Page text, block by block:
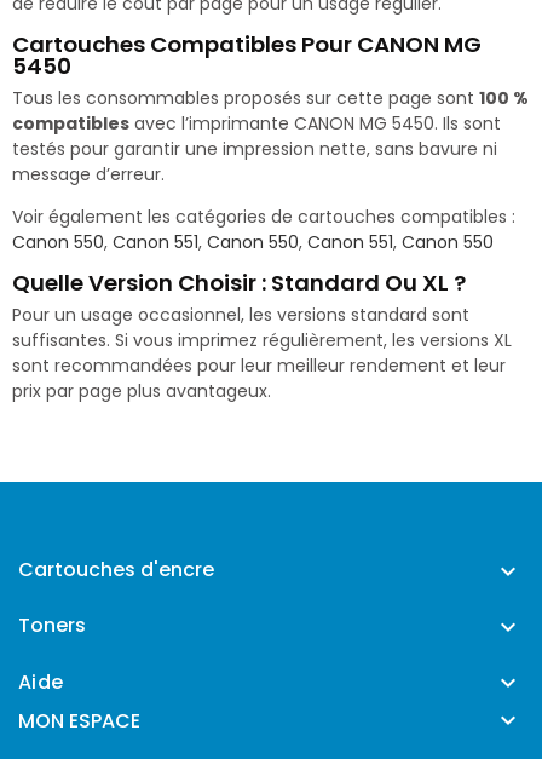
Cartouches Compatibles Pour CANON MG
5450
Tous les consommables proposés sur cette page sont 100 %
compatibles avec l’imprimante CANON MG 5450. Ils sont
testés pour garantir une impression nette, sans bavure ni
message d’erreur.
Voir également les catégories de cartouches compatibles :
Canon 550, Canon 551, Canon 550, Canon 551, Canon 550
Quelle Version Choisir : Standard Ou XL ?
Pour un usage occasionnel, les versions standard sont
suffisantes. Si vous imprimez régulièrement, les versions XL
sont recommandées pour leur meilleur rendement et leur
prix par page plus avantageux.
Cartouches d'encre 
Toners 
Aide 
MON ESPACE 